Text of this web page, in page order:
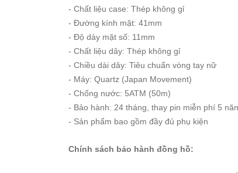
- Chất liệu case: Thép không gỉ
- Đường kính mặt: 41mm
- Độ dày mặt số: 11mm
- Chất liệu dây: Thép không gỉ
- Chiều dài dây: Tiêu chuẩn vòng tay nữ
- Máy: Quartz (Japan Movement)
- Chống nước: 5ATM (50m)
- Bảo hành: 24 tháng, thay pin miễn phí 5
- Sản phẩm bao gồm đầy đủ phụ kiện
Chính sách bảo hành đồng hồ: